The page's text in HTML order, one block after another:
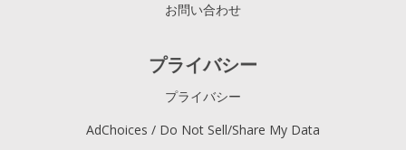
お問い合わせ
プライバシー
プライバシー
AdChoices / Do Not Sell/Share My Data